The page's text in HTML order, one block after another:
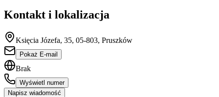
Kontakt i lokalizacja
Księcia Józefa, 35, 05-803, Pruszków
Pokaż E-mail
Brak
Wyświetl numer
Napisz wiadomość